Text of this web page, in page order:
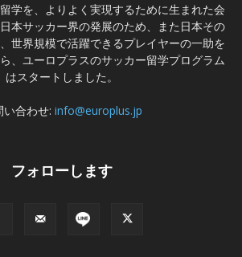
学を、よりよく実現するために生まれた会
本サッカー界の発展のため、また日本その
世界規模で活躍できるプレイヤーの一助を
、ユーロプラスのサッカー留学プログラム
はスタートしました。
い合わせ: info@europlus.jp
フォローします